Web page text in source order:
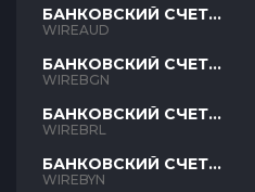
БАНКОВСКИЙ СЧЕТ
AUD
WIREAUD
БАНКОВСКИЙ СЧЕТ
BGN
WIREBGN
БАНКОВСКИЙ СЧЕТ
BRL
WIREBRL
БАНКОВСКИЙ СЧЕТ
BYN
WIREBYN